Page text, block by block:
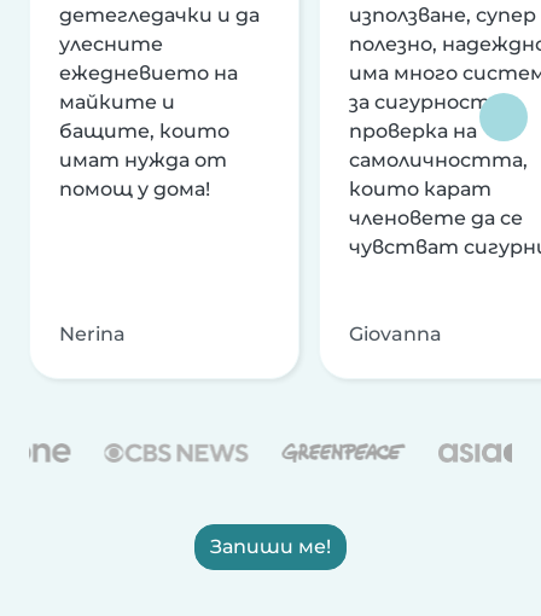
детегледачки и да
улесните
ежедневието на
майките и
бащите, които
имат нужда от
помощ у дома!
Nerina
използване, супер
полезно,
има много
за сигурност и
проверка на
самоличността,
които карат
членовете да се
чувстват
Giovanna
Запиши ме!